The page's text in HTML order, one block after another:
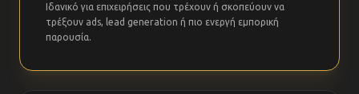
Ιδανικό για επιχειρήσεις που τρέχουν ή σκοπεύουν να
τρέξουν ads, lead generation ή πιο ενεργή εμπορική
παρουσία.